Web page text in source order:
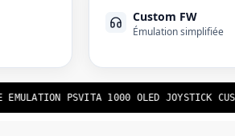
Custom FW
Émulation simplifiée
PSVITA 1000 OLED JOYSTICK